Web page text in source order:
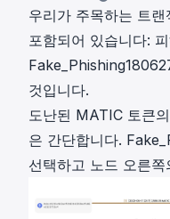
우리가 주목하는 트
포함되어 있습니다:
것입니다.
도난된 MATIC 토큰
은 간단합니다.
선택하고 노드 오른